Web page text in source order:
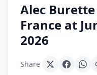
Alec
France at
2026
Share